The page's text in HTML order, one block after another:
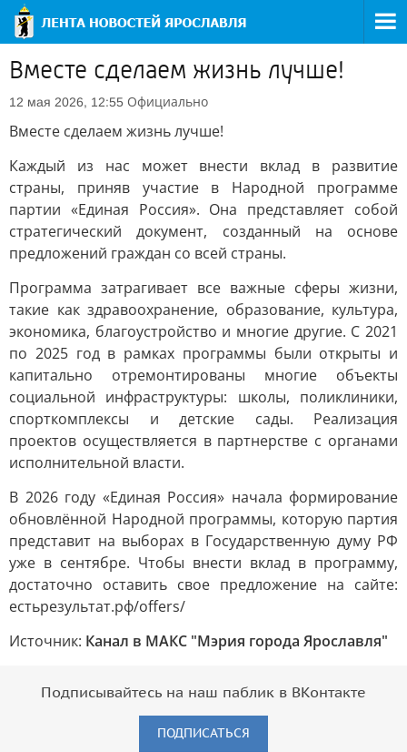
Вместе сделаем жизнь лучше!
12 мая 2026, 12:55 Официально
Вместе сделаем жизнь лучше!
Каждый из нас может внести вклад в развитие
страны, приняв участие в Народной программе
партии «Единая Россия». Она представляет собой
стратегический документ, созданный на основе
предложений граждан со всей страны.
Программа затрагивает все важные сферы жизни,
такие как здравоохранение, образование, культура,
экономика, благоустройство и многие другие. С 2021
по 2025 год в рамках программы были открыты и
капитально отремонтированы многие объекты
социальной инфраструктуры: школы, поликлиники,
спорткомплексы и детские сады. Реализация
проектов осуществляется в партнерстве с органами
исполнительной власти.
В 2026 году «Единая Россия» начала формирование
обновлённой Народной программы, которую партия
представит на выборах в Государственную думу РФ
уже в сентябре. Чтобы внести вклад в программу,
достаточно оставить свое предложение на сайте:
естьрезультат.рф/offers/
Источник: Канал в МАКС "Мэрия города Ярославля"
Подписывайтесь на наш паблик в ВКонтакте
ПОДПИСАТЬСЯ